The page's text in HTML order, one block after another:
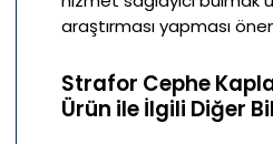
araştırması yapması
Strafor Cephe
Ürün ile İlgili Diğer